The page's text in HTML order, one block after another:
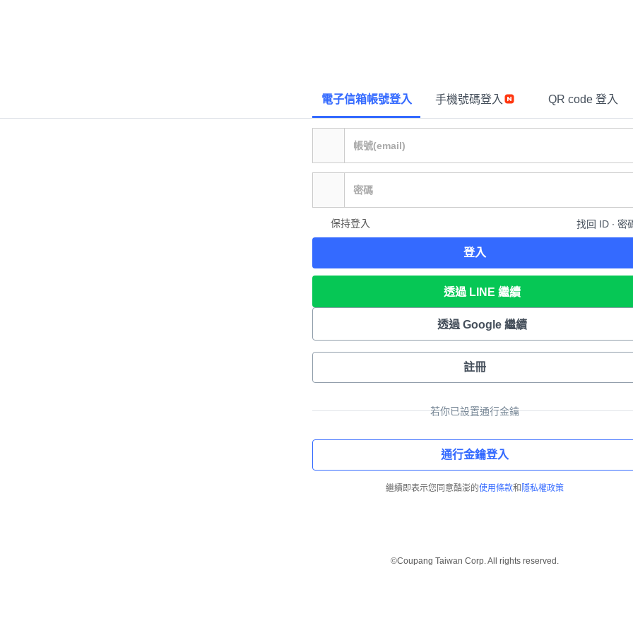
電子信箱帳號登入 手機號碼登入 QR code 登入
保持登入 找回 ID ∙ 密
登入
透過 LINE 繼續
透過 Google 繼續
註冊
若你已設置通行金鑰
通行金鑰登入
繼續即表示您同意酷澎的使用條款和 隱私權政策
©Coupang Taiwan Corp. All rights reserved.